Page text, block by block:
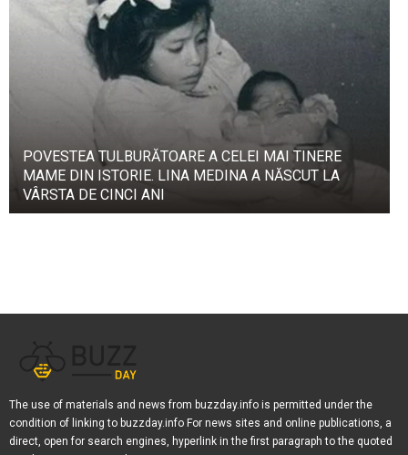
POVESTEA TULBURĂTOARE A CELEI MAI TINERE
MAME DIN ISTORIE. LINA MEDINA A NĂSCUT LA
VÂRSTA DE CINCI ANI
The use of materials and news from buzzday.info is permitted under the
condition of linking to buzzday.info For news sites and online publications, a
direct, open for search engines, hyperlink in the first paragraph to the quoted